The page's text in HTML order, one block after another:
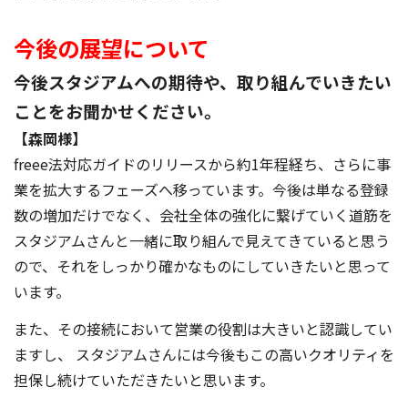
今後の展望について
今後スタジアムへの期待や、取り組んでいきたい
ことをお聞かせください。
【森岡様】
freee法対応ガイドのリリースから約1年程経ち、さらに事
業を拡大するフェーズへ移っています。今後は単なる登録
数の増加だけでなく、会社全体の強化に繋げていく道筋を
スタジアムさんと一緒に取り組んで見えてきていると思う
ので、それをしっかり確かなものにしていきたいと思って
います。
また、その接続において営業の役割は大きいと認識してい
ますし、 スタジアムさんには今後もこの高いクオリティを
担保し続けていただきたいと思います。